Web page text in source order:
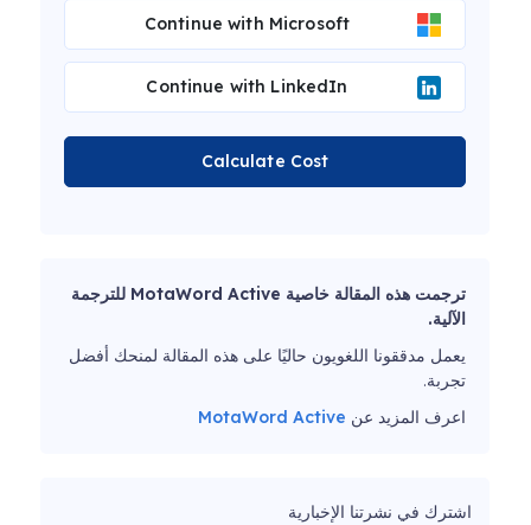
Continue with Microsoft
Continue with LinkedIn
Calculate Cost
ترجمت هذه المقالة خاصية MotaWord Active للترجمة
الآلية.
يعمل مدققونا اللغويون حاليًا على هذه المقالة لمنحك أفضل
تجربة.
اعرف المزيد عن MotaWord Active
اشترك في نشرتنا الإخبارية